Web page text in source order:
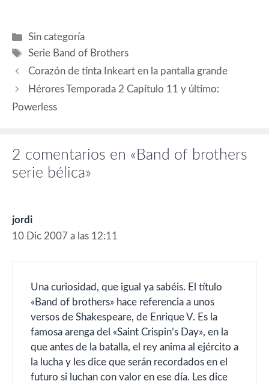
David Julyan Intérpretes:
Billy Zane (Oates) Karel
Roden (Beck) Michael
Madsen (Colt) Alexander
Flanagan…
Categorías
Sin categoría
Etiquetas
Serie Band of Brothers
Corazón de tinta Inkeart en la pantalla grande
Hérores Temporada 2 Capítulo 11 y último:
Powerless
2 comentarios en «Band of brothers
serie bélica»
jordi
10 Dic 2007 a las 12:11
Una curiosidad, que igual ya sabéis. El título
«Band of brothers» hace referencia a unos
versos de Shakespeare, de Enrique V. Es la
famosa arenga del «Saint Crispin’s Day», en la
que antes de la batalla, el rey anima al ejército a
la lucha y les dice que serán recordados en el
futuro si luchan con valor en ese día. Les dice